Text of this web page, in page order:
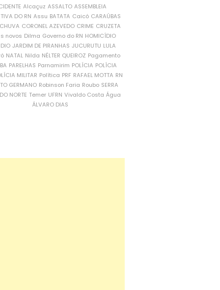
Alcaçuz ASSALTO ASSEMBLEIA
DO RN Assu BATATA Caicó CARAÚBAS
CORONEL AZEVEDO CRIME CRUZETA
novos Dilma Governo do RN HOMICÍDIO
JARDIM DE PIRANHAS JUCURUTU LULA
NATAL Nilda NÉLTER QUEIROZ Pagamento
PARELHAS Parnamirim POLÍCIA POLÍCIA
MILITAR Política PRF RAFAEL MOTTA RN
GERMANO Robinson Faria Roubo SERRA
NORTE Temer UFRN Vivaldo Costa Água
ÁLVARO DIAS